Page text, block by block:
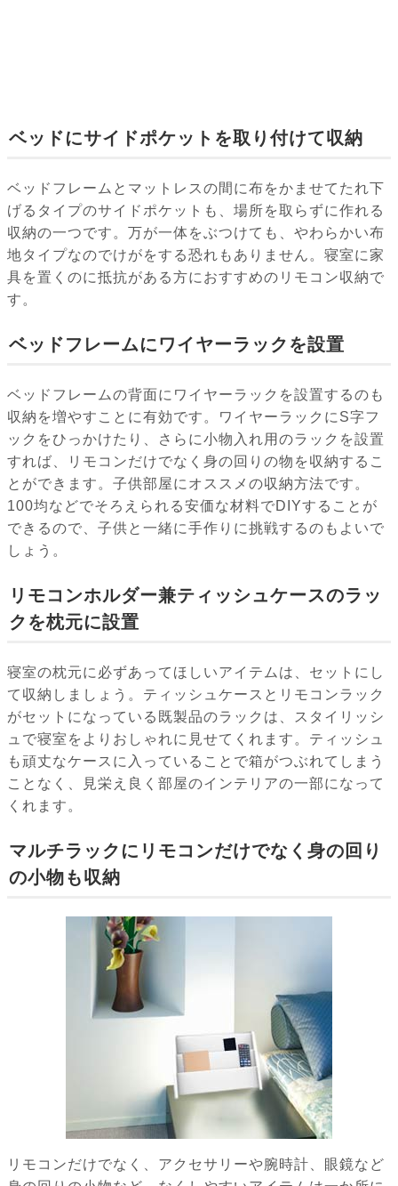
ベッドにサイドポケットを取り付けて収納
ベッドフレームとマットレスの間に布をかませてたれ下
げるタイプのサイドポケットも、場所を取らずに作れる
収納の一つです。万が一体をぶつけても、やわらかい布
地タイプなのでけがをする恐れもありません。寝室に家
具を置くのに抵抗がある方におすすめのリモコン収納で
す。
ベッドフレームにワイヤーラックを設置
ベッドフレームの背面にワイヤーラックを設置するのも
収納を増やすことに有効です。ワイヤーラックにS字フ
ックをひっかけたり、さらに小物入れ用のラックを設置
すれば、リモコンだけでなく身の回りの物を収納するこ
とができます。子供部屋にオススメの収納方法です。
100均などでそろえられる安価な材料でDIYすることが
できるので、子供と一緒に手作りに挑戦するのもよいで
しょう。
リモコンホルダー兼ティッシュケースのラッ
クを枕元に設置
寝室の枕元に必ずあってほしいアイテムは、セットにし
て収納しましょう。ティッシュケースとリモコンラック
がセットになっている既製品のラックは、スタイリッシ
ュで寝室をよりおしゃれに見せてくれます。ティッシュ
も頑丈なケースに入っていることで箱がつぶれてしまう
ことなく、見栄え良く部屋のインテリアの一部になって
くれます。
マルチラックにリモコンだけでなく身の回り
の小物も収納
リモコンだけでなく、アクセサリーや腕時計、眼鏡など